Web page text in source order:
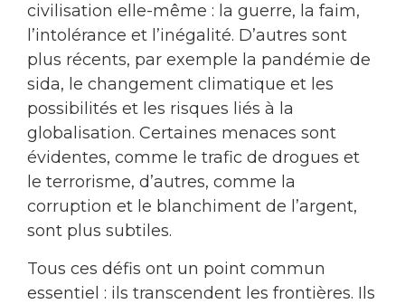
civilisation elle-même : la guerre, la faim,
l’intolérance et l’inégalité. D’autres sont
plus récents, par exemple la pandémie de
sida, le changement climatique et les
possibilités et les risques liés à la
globalisation. Certaines menaces sont
évidentes, comme le trafic de drogues et
le terrorisme, d’autres, comme la
corruption et le blanchiment de l’argent,
sont plus subtiles.
Tous ces défis ont un point commun
essentiel : ils transcendent les frontières. Ils